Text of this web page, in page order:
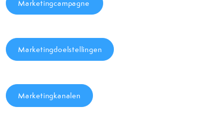
Marketingcampagne
Marketingdoelstellingen
Marketingkanalen